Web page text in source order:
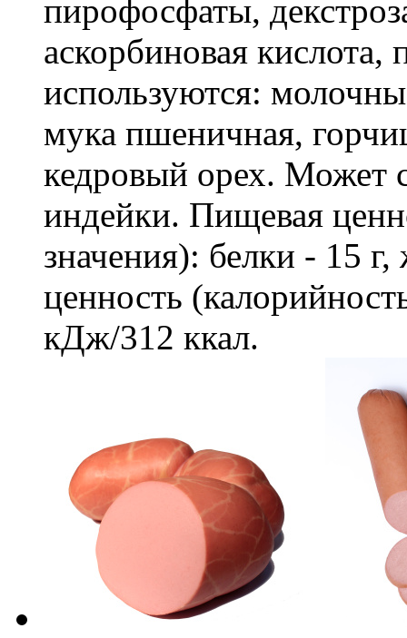
пирофосфаты,
аскорбиновая
используются:
мука пшеничная,
кедровый орех.
индейки. Пищевая
значения): белки - 15
ценность
кДж/312 ккал.